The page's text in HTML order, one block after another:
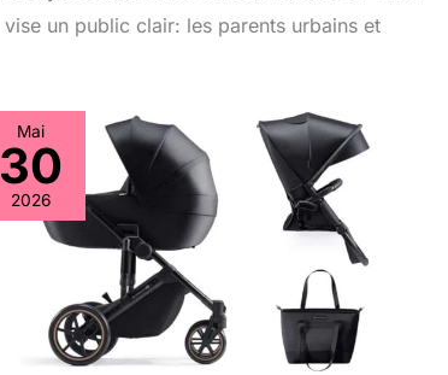
vise un public clair: les parents urbains et
Mai
30
2026